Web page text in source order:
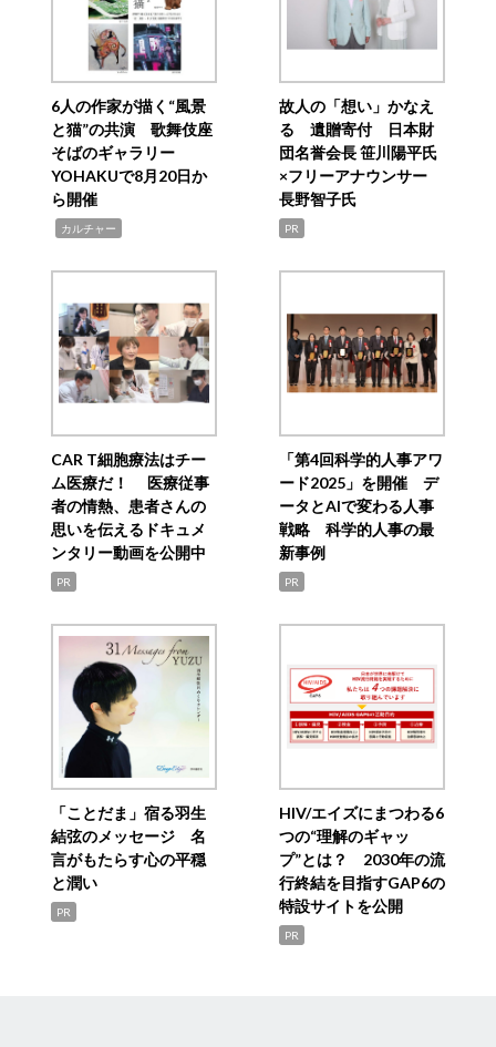
6人の作家が描く“風景
と猫”の共演 歌舞伎座
そばのギャラリー
YOHAKUで8月20日か
ら開催
カルチャー
故人の「想い」かなえ
る 遺贈寄付 日本財
団名誉会長 笹川陽平氏
×フリーアナウンサー
長野智子氏
PR
CAR T細胞療法はチー
ム医療だ！ 医療従事
者の情熱、患者さんの
思いを伝えるドキュメ
ンタリー動画を公開中
PR
「第4回科学的人事アワ
ード2025」を開催 デ
ータとAIで変わる人事
戦略 科学的人事の最
新事例
PR
「ことだま」宿る羽生
結弦のメッセージ 名
言がもたらす心の平穏
と潤い
PR
HIV/エイズにまつわる6
つの“理解のギャッ
プ”とは？ 2030年の流
行終結を目指すGAP6の
特設サイトを公開
PR